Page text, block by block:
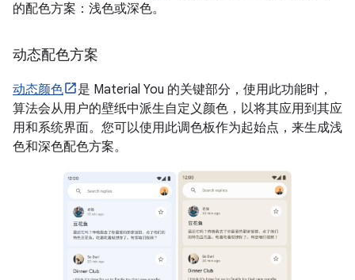
的配色方案：浅色或深色。
动态配色方案
动态颜色
是 Material You 的关键部分，使用此功能时，
算法会从用户的壁纸中派生自定义颜色，以将其应用到其应
用和系统界面。您可以使用此调色板作为起始点，来生成浅
色和深色配色方案。